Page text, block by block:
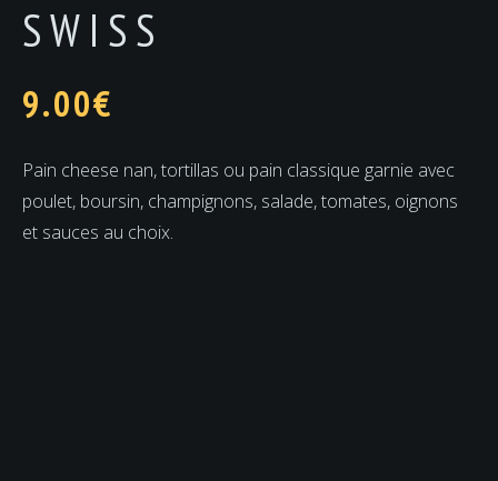
SWISS
9.00€
Pain cheese nan, tortillas ou pain classique garnie avec
poulet, boursin, champignons, salade, tomates, oignons
et sauces au choix.